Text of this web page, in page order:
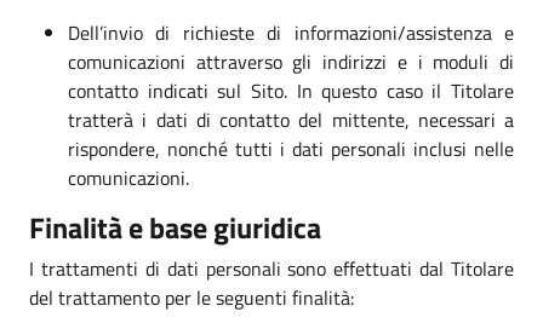
Dell’invio di richieste di informazioni/assistenza e
comunicazioni attraverso gli indirizzi e i moduli di
contatto indicati sul Sito. In questo caso il Titolare
tratterà i dati di contatto del mittente, necessari a
rispondere, nonché tutti i dati personali inclusi nelle
comunicazioni.
Finalità e base giuridica
I trattamenti di dati personali sono effettuati dal Titolare
del trattamento per le seguenti finalità: